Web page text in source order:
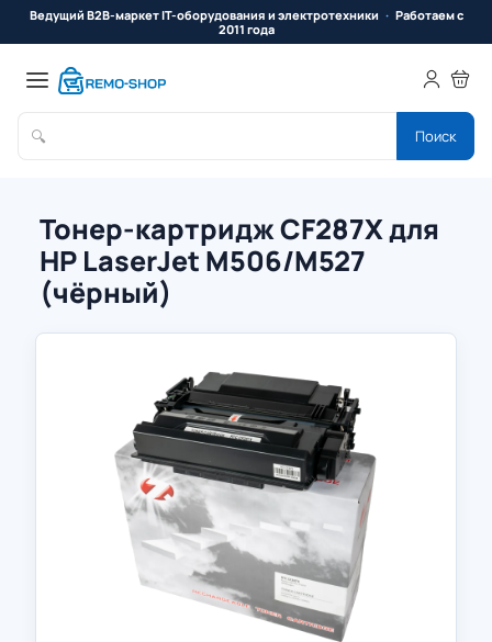
Ведущий B2B-маркет IT-оборудования и электротехники
Работаем с
2011 года
🔍 Поиск
Тонер-картридж CF287X для
HP LaserJet M506/M527
(чёрный)